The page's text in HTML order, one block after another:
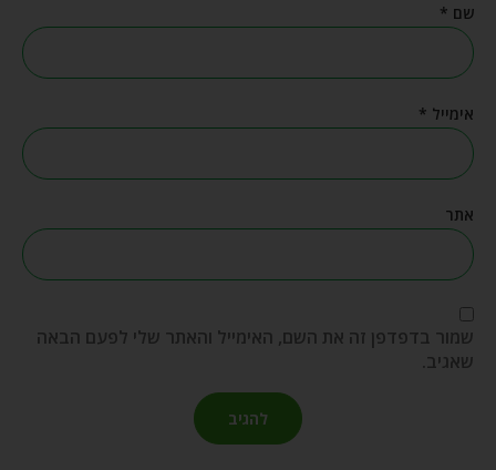
שם *
אימייל *
אתר
שמור בדפדפן זה את השם, האימייל והאתר שלי לפעם הבאה
שאגיב.